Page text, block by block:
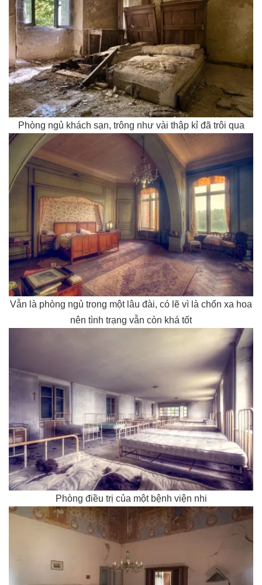
Phòng ngủ khách sạn, trông như vài thập kỉ đã trôi qua
Vẫn là phòng ngủ trong một lâu đài, có lẽ vì là chốn xa hoa
nên tình trạng vẫn còn khá tốt
Phòng điều trị của một bệnh viện nhi